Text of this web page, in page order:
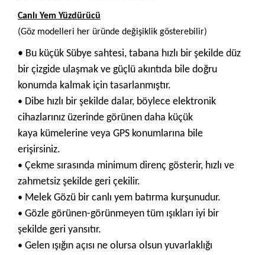
Canlı Yem Yüzdürücü
(Göz modelleri her üründe değişiklik gösterebilir)
• Bu küçük Sübye sahtesi, tabana hızlı bir şekilde düz
bir çizgide ulaşmak ve güçlü akıntıda bile doğru
konumda kalmak için tasarlanmıştır.
• Dibe hızlı bir şekilde dalar, böylece elektronik
cihazlarınız üzerinde görünen daha küçük
kaya kümelerine veya GPS konumlarına bile
erişirsiniz.
• Çekme sırasında minimum direnç gösterir, hızlı ve
zahmetsiz şekilde geri çekilir.
• Melek Gözü bir canlı yem batırma kurşunudur.
• Gözle görünen-görünmeyen tüm ışıkları iyi bir
şekilde geri yansıtır.
• Gelen ışığın açısı ne olursa olsun yuvarlaklığı